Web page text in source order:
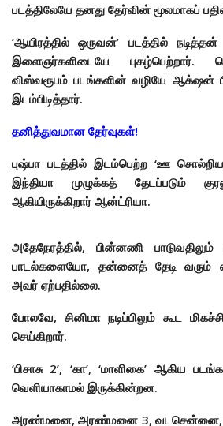
படத்திலேயே தனது தேர்வின் மூலமாகப்
‘ஆயிரத்தில் ஒருவன்’ படத்தில்
இளைஞர்களிடையே புகழ்பெற்றார்.
விஸ்வரூபம் படங்களின் வழியே ஆக்‌ஷன்
இடம்பிடித்தார்.
தனித்துவமான தேர்வுகள்!
புஷ்பா படத்தில் இடம்பெற்ற ‘ஊ
இந்தியா முழுக்கத் தேடப்படும்
ஆகியிருக்கிறார் ஆன்ட்ரியா.
அதேநேரத்தில், பின்னணி
பாடல்களையோ, தன்னைத் தேடி வரும்
அவர் ஏற்பதில்லை.
போலவே, சினிமா நடிப்பிலும் கூட
செய்கிறார்.
‘பிசாசு 2’, ‘கா’, ‘மாளிகை’ ஆகிய
வெளியாகாமல் இருக்கின்றன.
அரண்மனை, அரண்மனை 3, வடசென்னை,